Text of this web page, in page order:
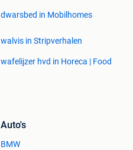
dwarsbed in Mobilhomes
walvis in Stripverhalen
wafelijzer hvd in Horeca | Food
Auto's
BMW